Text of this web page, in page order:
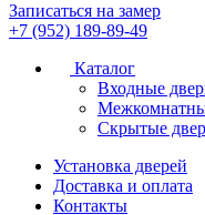
Записаться на замер
+7 (952) 189-89-49
Каталог
Входные
Скрытые
Установка дверей
Доставка и оплата
Контакты